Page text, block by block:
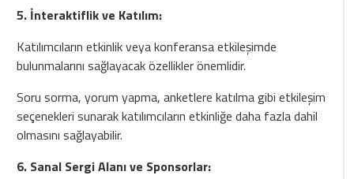
5. İnteraktiflik ve Katılım:
Katılımcıların etkinlik veya konferansa etkileşimde
bulunmalarını sağlayacak özellikler önemlidir.
Soru sorma, yorum yapma, anketlere katılma gibi etkileşim
seçenekleri sunarak katılımcıların etkinliğe daha fazla dahil
olmasını sağlayabilir.
6. Sanal Sergi Alanı ve Sponsorlar: